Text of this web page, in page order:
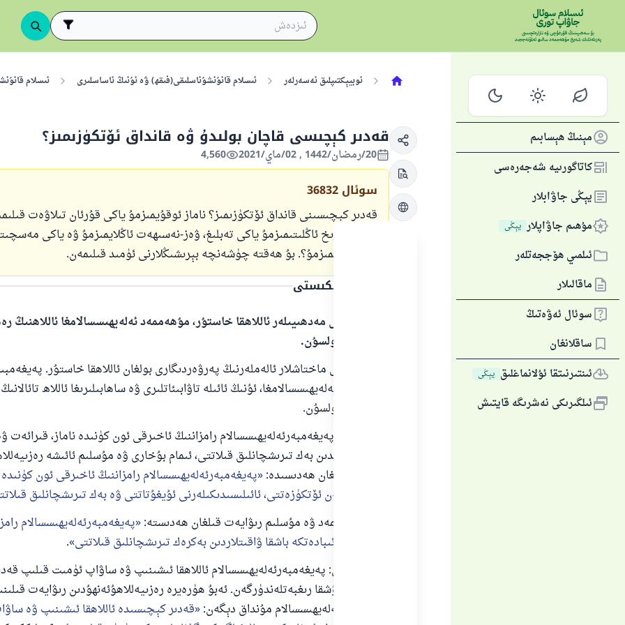
مېنىڭ ھېسابىم
كاتاگورىيە شەجەرەسى
يېڭى جاۋابلار
مۇھىم جاۋاپلار يېڭى
ئىلمىي ھۆججەتلەر
ماقالىلار
سوئال ئەۋەتىڭ
ساقلانغان
ئىنتىرنىتقا ئۇلانماغلىق يېڭى
ئىلگىرىكى نەشرىگە قايتىش
ئوبيېكتىپلىق ئەسەرلەر ئىسلام قانۇنشۇناسلىقى(فىقھ) ۋە ئۇنىڭ ئاساسلىرى ئىسلام
قەدىر كېچىسى قاچان بولىدۇ ۋە قانداق ئۆتكۈزىمىز؟
20/رمضان/1442 , 02/ماي/2021 4,560
سوئال 36832
قەدىر كېچىسىنى قانداق ئۆتكۈزىمىز؟ ناماز ئوقۇيمىزمۇ ياكى قۇرئان تىلاۋەت
سىيرە-تارىخ ئاڭلىتىمىزمۇ ياكى تەبلىغ، ۋەز-نەسىھەت ئاڭلايمىزمۇ ۋە ياكى
ئىلىپ بارىمىزمۇ؟. بۇ ھەقتە چۈشەنچە بېرىشىڭلارنى ئۈمىد قىلىمەن.
جاۋاپنىڭ تېكىستى
بارلىق گۈزەل مەدھىيىلەر ئاللاھقا خاستۇر، مۇھەممەد ئەلەيھىسسالامغا ئاللاھنىڭ
سالاملىرى بولسۇن.
بارلىق گۈزەل ماختاشلار ئالەملەرنىڭ پەرۋەردىگارى بولغان ئاللاھقا خاستۇر.
مۇھەممەد ئەلەيھىسسالامغا، ئۇنىڭ ئائىلە تاۋابىئاتلىرى ۋە ساھابىلىرىغا ئاللاھ
سالاملىرى بولسۇن.
بىرىنچى: پەيغەمبەرئەلەيھىسسالام رامزاننىڭ ئاخىرقى ئون كۈنىدە ناماز، قىرائەت
ۋاقىتلاردىكىدىن بەك تىرىشچانلىق قىلاتتى، ئىمام بۇخارى ۋە مۇسلىم ئائىشە
رىۋايەت قىلغان ھەدىسىدە: پەيغەمبەرئەلەيھىسسالام رامزاننىڭ ئاخىرقى ئون
ئىبادەت بىلەن ئۆتكۈزەتتى، ئائىلىسىدىكىلەرنى ئۇيغۇتاتتى ۋە بەك تىرىشچانلىق
ئىمام ئەھمەد ۋە مۇسلىم رىۋايەت قىلغان ھەدىستە: پەيغەمبەرئەلەيھىسسالام
ئون كۈنىدە ئىبادەتكە باشقا ۋاقىتلاردىن بەكرەك تىرىشچانلىق قىلاتتى .
ئىككىنچى: پەيغەمبەرئەلەيھىسسالام ئاللاھقا ئىشىنىپ ۋە ساۋاپ ئۈمىت قىلىپ
قىيامدا تۇرۇشقا رىغبەتلەندۈرگەن. ئەبۇ ھۈرەيرە رەزىيەللاھۇئەنھۇدىن رىۋايەت
پەيغەمبەرئەلەيھىسسالام مۇنداق دېگەن: قەدىر كېچىسىدە ئاللاھقا ئىشىنىپ ۋە